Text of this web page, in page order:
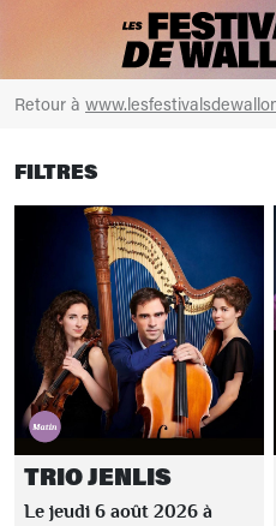
Retour à
FILTRES
TRIO JENLIS
Le jeudi 6 août 2026 à